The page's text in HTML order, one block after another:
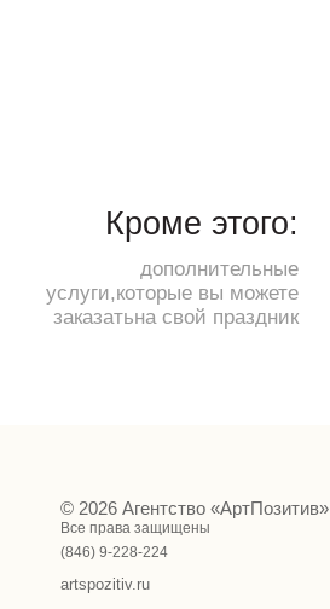
Кроме этого:
дополнительные
услуги,которые вы можете
заказатьна свой праздник
© 2026 Агентство «АртПозитив»
Все права защищены
(846) 9-228-224
artspozitiv.ru